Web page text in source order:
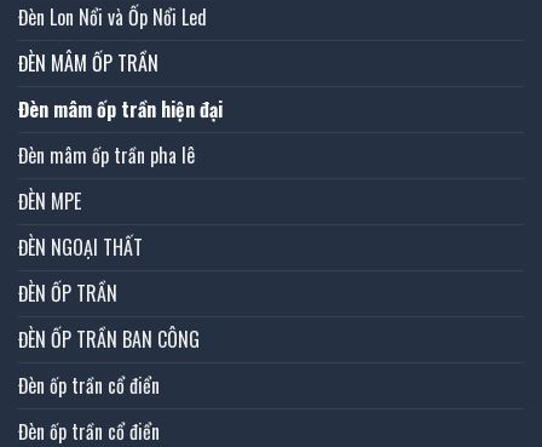
Đèn Lon Nổi và Ốp Nổi Led
ĐÈN MÂM ỐP TRẦN
Đèn mâm ốp trần hiện đại
Đèn mâm ốp trần pha lê
ĐÈN MPE
ĐÈN NGOẠI THẤT
ĐÈN ỐP TRẦN
ĐÈN ỐP TRẦN BAN CÔNG
Đèn ốp trần cổ điển
Đèn ốp trần cổ điển